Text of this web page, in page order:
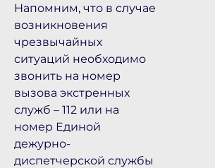
Напомним, что в случае
возникновения
чрезвычайных
ситуаций необходимо
звонить на номер
вызова экстренных
служб – 112 или на
номер Единой
дежурно-
диспетчерской службы